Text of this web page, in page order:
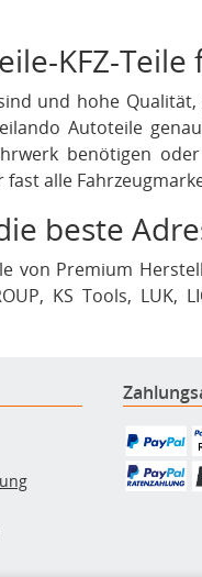
KFZ-
und hohe
Autoteile
benötigen
alle
beste
von Premium
KS Tools, LUK,